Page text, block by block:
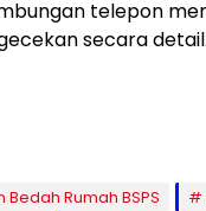
telepon
secara detail.
Bedah Rumah BSPS